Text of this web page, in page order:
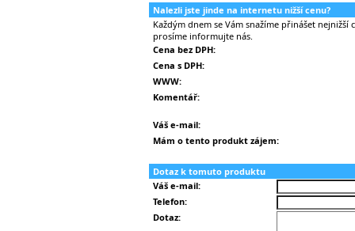
Nalezli jste jinde na internetu nižší cenu?
Každým dnem se Vám snažíme přinášet
prosíme informujte nás.
Cena bez DPH:
Cena s DPH:
WWW:
Komentář:
Váš e-mail:
Mám o tento produkt zájem:
Dotaz k tomuto produktu
Váš e-mail:
Telefon:
Dotaz: